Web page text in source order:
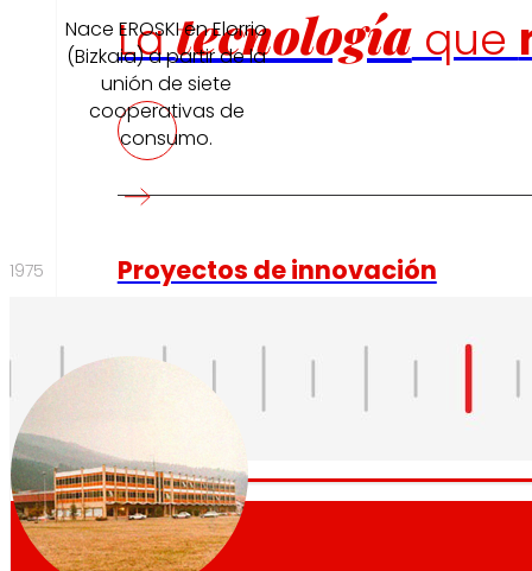
Latecnologíaque
Proyectos de innovación
compra, reforzando la sostenibilidad y
competitividad.
Nace EROSKI en Elorrio
(Bizkaia) a partir de la
unión de siete
cooperativas de
consumo.
1975
1975